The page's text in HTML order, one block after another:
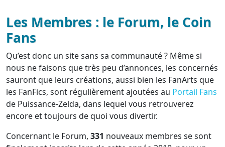
Les Membres : le Forum, le Coin
Fans
Qu’est donc un site sans sa communauté ? Même si
nous ne faisons que très peu d’annonces, les concernés
sauront que leurs créations, aussi bien les FanArts que
les FanFics, sont régulièrement ajoutées au Portail Fans
de Puissance-Zelda, dans lequel vous retrouverez
encore et toujours de quoi vous divertir.
Concernant le Forum, 331 nouveaux membres se sont